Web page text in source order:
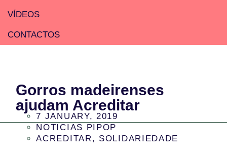
VÍDEOS
CONTACTOS
Gorros madeirenses
ajudam Acreditar
7 JANUARY, 2019
NOTICIAS PIPOP
ACREDITAR , SOLIDARIEDADE